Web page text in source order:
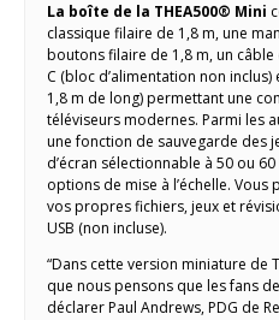
La boîte de la THEA500® Mini
classique filaire de 1,8 m, une
boutons filaire de 1,8 m, un câble
C (bloc d’alimentation non
1,8 m de long) permettant une
téléviseurs modernes. Parmi les
une fonction de sauvegarde des
d’écran sélectionnable à 50 ou
options de mise à l’échelle.
vos propres fichiers, jeux et
USB (non incluse).
“Dans cette version miniature de
que nous pensons que les fans
déclarer Paul Andrews, PDG de